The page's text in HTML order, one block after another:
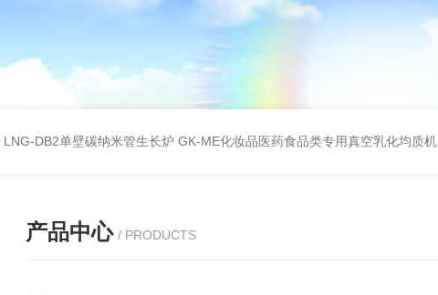
LNG-DB2单壁碳纳米管生长炉 GK-ME化妆品医药食品类专用真空乳化均质机
产品中心 / PRODUCTS